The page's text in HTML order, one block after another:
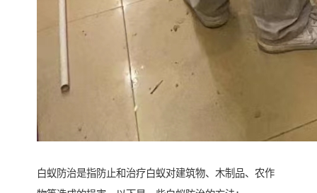
白蚁防治是指防止和治疗白蚁对建筑物、木制品、农作